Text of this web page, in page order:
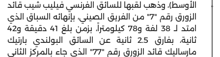
الأوسط)، وذهب لقبها للسائق الفرنسي فيليب شيب قائد
الزورق رقم "7" من الفريق الصيني، بإنهائه السباق الذي
امتد لـ 38 لفة و78 كيلومتراً، بزمن بلغ 41 دقيقة و42
ثانية، بفارق 2.5 ثانية عن السائق البولندي بارتيك
مارساليك قائد الزورق رقم "77" الذي جاء بالمركز الثاني